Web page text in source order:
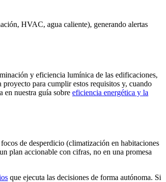
HVAC, agua caliente), generando alertas
y eficiencia lumínica de las edificaciones,
para cumplir estos requisitos y, cuando
en nuestra guía sobre eficiencia energética y la
de desperdicio (climatización en habitaciones
plan accionable con cifras, no en una promesa
que ejecuta las decisiones de forma autónoma. Si